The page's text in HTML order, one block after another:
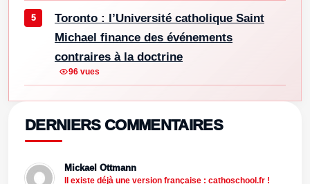
Toronto : l’Université catholique Saint
Michael finance des événements
contraires à la doctrine
96 vues
DERNIERS COMMENTAIRES
Mickael Ottmann
Il existe déjà une version française : cathoschool.fr !